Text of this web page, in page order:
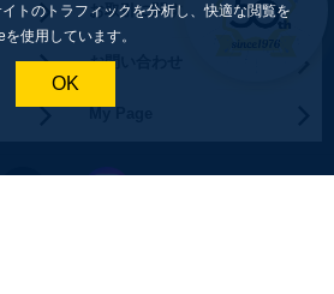
お取引に関する確認事項
お問い合わせ
トのトラフィックを分析し、快適な閲覧を
使用しています。
OK